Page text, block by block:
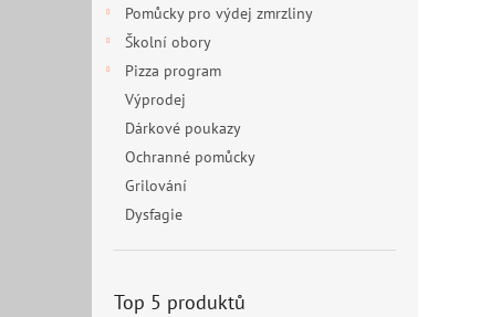
Pomůcky pro výdej zmrzliny
Školní obory
Pizza program
Výprodej
Dárkové poukazy
Ochranné pomůcky
Grilování
Dysfagie
Top 5 produktů